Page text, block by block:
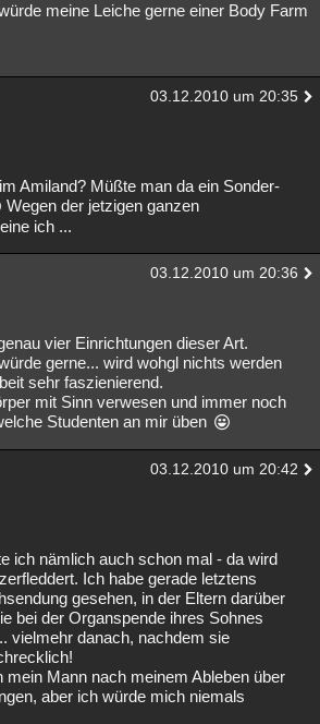
meine Leiche gerne einer Body Farm
03.12.2010 um 20:35
Amiland? Müßte man da ein Sonder-
Wegen der jetzigen ganzen
ich ...
03.12.2010 um 20:36
vier Einrichtungen dieser Art.
gerne... wird wohgl nichts werden
sehr faszienierend.
mit Sinn verwesen und immer noch
Studenten an mir üben
03.12.2010 um 20:42
ich nämlich auch schon mal - da wird
Ich habe gerade letztens
gesehen, in der Eltern darüber
bei der Organspende ihres Sohnes
vielmehr danach, nachdem sie
mein Mann nach meinem Ableben über
aber ich würde mich niemals